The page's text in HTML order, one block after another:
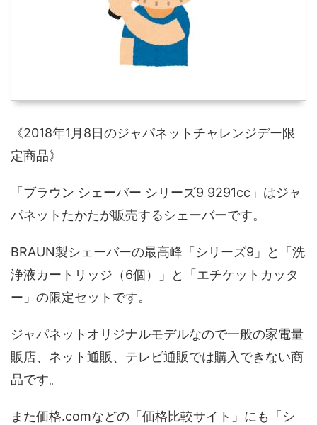
《2018年1月8日のジャパネットチャレンジデー限
定商品》
「ブラウン シェーバー シリーズ9 9291cc」はジャ
パネットたかたが販売するシェーバーです。
BRAUN製シェーバーの最高峰「シリーズ9」と「洗
浄液カートリッジ（6個）」と「エチケットカッタ
ー」の限定セットです。
ジャパネットオリジナルモデルなので一般の家電量
販店、ネット通販、テレビ通販では購入できない商
品です。
また価格.comなどの「価格比較サイト」にも「シ